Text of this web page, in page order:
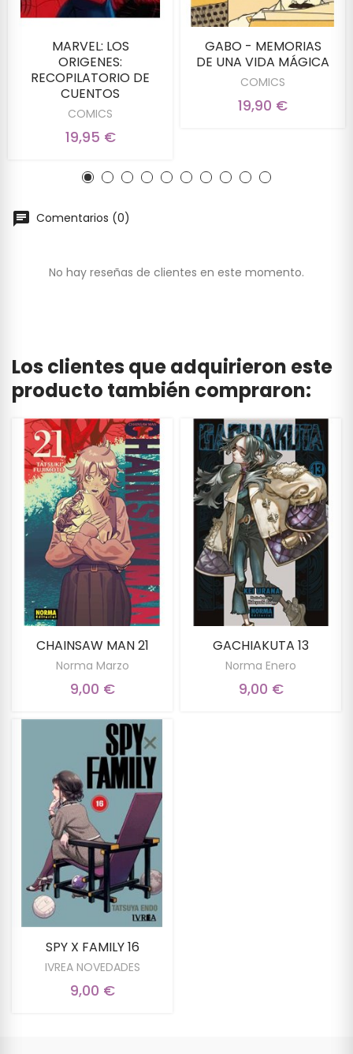
MARVEL: LOS
ORIGENES:
RECOPILATORIO DE
CUENTOS
COMICS
19,95 €
GABO - MEMORIAS
DE UNA VIDA MÁGICA
COMICS
19,90 €
Comentarios (0)
No hay reseñas de clientes en este momento.
Los clientes que adquirieron este
producto también compraron:
CHAINSAW MAN 21
Norma Marzo
9,00 €
GACHIAKUTA 13
Norma Enero
9,00 €
SPY X FAMILY 16
IVREA NOVEDADES
9,00 €